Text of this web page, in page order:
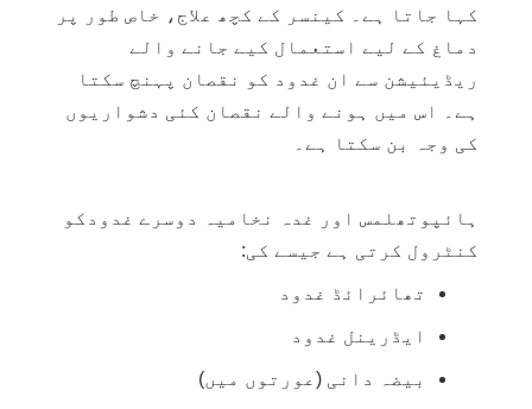
کہا جاتا ہے۔ کینسر کے کچھ علاج، خاص طور پر
دماغ کے لیے استعمال کیے جانے والے
ریڈیئیشن سے ان غدود کو نقصان پہنچ سکتا
ہے۔ اس میں ہونے والے نقصان کئی دشواریوں
کی وجہ بن سکتا ہے۔
ہائپوتھلمس اور غدہ نخامیہ دوسرے غدودکو
کنٹرول کرتی ہے جیسے کی:
تھائرائڈ غدود
ایڈرینل غدود
بیضہ دانی (عورتوں میں)